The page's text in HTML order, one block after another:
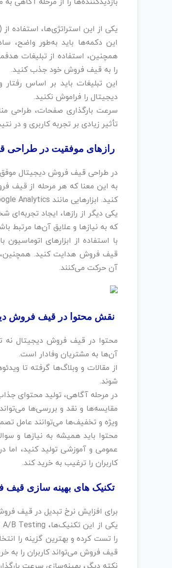
یکی از این استراتژی‌ها، استفاده از CTA (Call to Action) یا دکمه‌های فراخوان به عمل است.‌
این دکمه‌ها باید به‌طور واضح،
همچنین، استفاده از تبلیغات
را به قیف فروش خود جذب کنید.‌
این تبلیغات باید بر اساس
دیجیتال را فراموش نکنید.
سرعت بارگذاری صفحات، طراحی
تأثیر زیادی بر تجربه کاربری و در
رازهای موفقیت در طراحی
در طراحی قیف فروش دیجیتال
به این معنا که هر مرحله از قیف
کنید. ابزارهایی مانند Google Analytics و Hotjar می‌توانند به شما در تحلیل رفتار کاربران کمک کنند.‌‌
یکی دیگر از رازها، ایجاد
که به نیازها و علایق آن‌ها مرتبط
با استفاده از ابزارهای اتوماسیون
قیف فروش هدایت کنید. همچنین،
آن حرکت می‌کنند.
نقش محتوا در قیف فروش
محتوا در قیف فروش دیجیتال نه
آن‌ها به مشتریان وفادار است.‌
از مقالات و وبلاگ‌ها گرفته تا
شوند. ‌
در مرحله آگاهی، تولید محتوای
مقایسه‌ها و نقد و بررسی‌ها
ویژه و تخفیف‌ها می‌توانند عامل
محتوا باید همیشه به نیازها و
عمومی و آموزشی تولید کنید، اما
کاربران را ترغیب به خرید کند.
تکنیک‌ های بهینه‌ سازی قیف
برای افزایش نرخ تبدیل در قیف
را تست کرده و بهترین گزینه را
قیف فروش می‌تواند کاربران را به